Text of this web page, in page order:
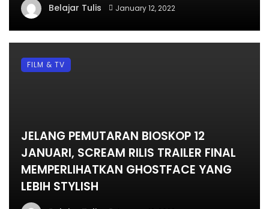
Belajar Tulis January 12, 2022
JELANG PEMUTARAN BIOSKOP 12
JANUARI, SCREAM RILIS TRAILER FINAL
MEMPERLIHATKAN GHOSTFACE YANG
LEBIH STYLISH
FILM & TV